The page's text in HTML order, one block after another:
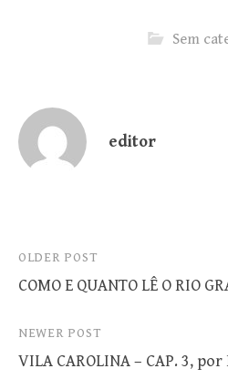
Sem
editor
Post
navigation
OLDER POST
COMO E QUANTO LÊ O RIO
NEWER POST
VILA CAROLINA – CAP. 3,